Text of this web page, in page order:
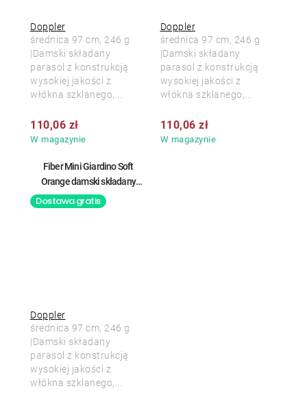
Doppler
W magazynie
110,06 zł
średnica 97 cm, 246 g
|Damski składany
parasol z konstrukcją
wysokiej jakości z
włókna szklanego,...
Doppler
W magazynie
110,06 zł
średnica 97 cm, 246 g
|Damski składany
parasol z konstrukcją
wysokiej jakości z
włókna szklanego,...
Fiber Mini Giardino Soft
Orange damski składany
parasol
Dostawa gratis
Doppler
średnica 97 cm, 246 g
|Damski składany
parasol z konstrukcją
wysokiej jakości z
włókna szklanego,...